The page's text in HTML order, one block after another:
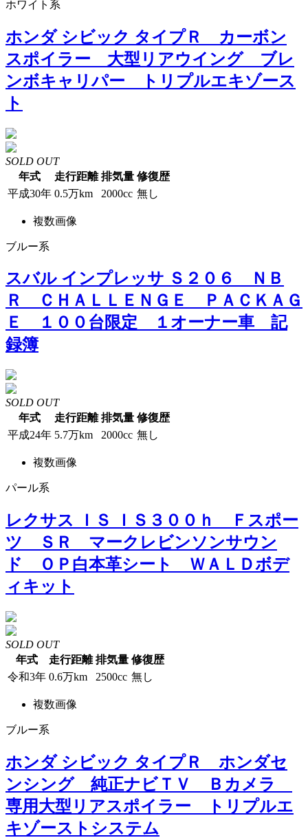
ホワイト系
ホンダ シビック タイプＲ カーボン
スポイラー 大型リアウイング ブレ
ンボキャリパー トリプルエキゾース
ト
SOLD OUT
年式
走行距離 排気量 修復歴
平成30年 0.5万km 2000cc 無し
複数画像
ブルー系
スバル インプレッサ Ｓ２０６ ＮＢ
Ｒ ＣＨＡＬＬＥＮＧＥ ＰＡＣＫＡＧ
Ｅ １００台限定 １オーナー車 記
録簿
SOLD OUT
年式
走行距離 排気量 修復歴
平成24年 5.7万km 2000cc 無し
複数画像
パール系
レクサス ＩＳ ＩＳ３００ｈ Ｆスポー
ツ ＳＲ マークレビンソンサウン
ド ＯＰ白本革シート ＷＡＬＤボデ
ィキット
SOLD OUT
年式
走行距離 排気量 修復歴
令和3年 0.6万km 2500cc 無し
複数画像
ブルー系
ホンダ シビック タイプＲ ホンダセ
ンシング 純正ナビＴＶ Ｂカメラ
専用大型リアスポイラー トリプルエ
キゾーストシステム